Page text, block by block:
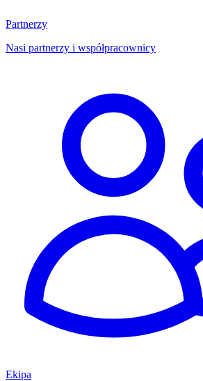
Partnerzy
Nasi partnerzy i współpracownicy
Ekipa